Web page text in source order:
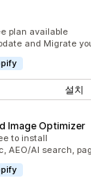
plan available
and Migrate
설치
Image Optimizer
to install
AEO/AI search,